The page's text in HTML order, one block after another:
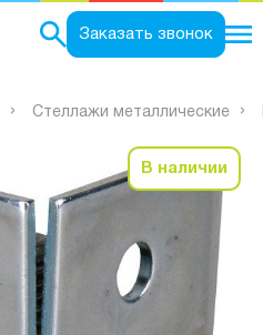
Заказать звонок
Стеллажи металлические
В наличии